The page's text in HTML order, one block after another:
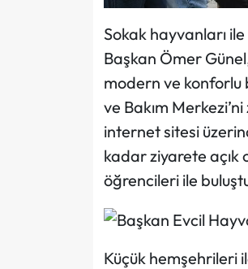
Sokak hayvanları
Başkan Ömer
modern ve konforlu
ve Bakım
internet sitesi
kadar ziyarete açık
öğrencileri ile
Küçük hemşehrileri